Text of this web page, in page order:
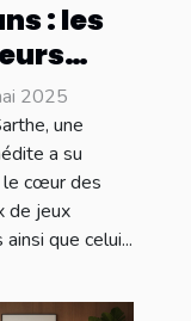
: les
à
!
2025
une
a su
le cœur des
de jeux
que celui...